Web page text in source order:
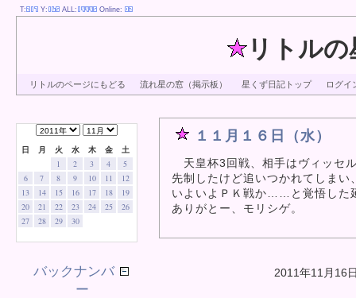
リトル
リトルのページにもどる 流れ星の窓（掲示板） 星くず日記トップ ログイ
１１月１６日（水）
天皇杯3回戦、相手はヴィッセ
先制したけど追いつかれてしまい
いよいよＰＫ戦か……と覚悟した
ありがとー、モリシゲ。
2011年11月16
T: Y: ALL: Online:
日 月 火 水 木 金 土
1 2 3 4
5
6
7 8 9 10 11
12
13
14 15 16 17 18
19
20
21 22 23 24 25
26
27
28 29 30
バックナンバ
ー